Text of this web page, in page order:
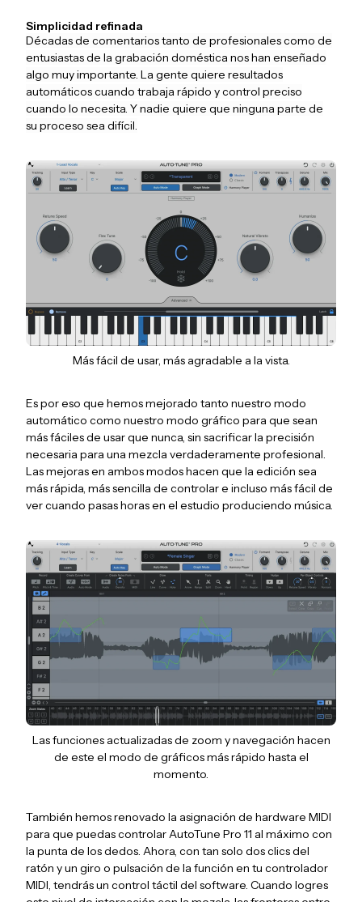
Simplicidad refinada
Décadas de comentarios tanto de profesionales como de
entusiastas de la grabación doméstica nos han enseñado
algo muy importante. La gente quiere resultados
automáticos cuando trabaja rápido y control preciso
cuando lo necesita. Y nadie quiere que ninguna parte de
su proceso sea difícil.
Más fácil de usar, más agradable a la vista.
Es por eso que hemos mejorado tanto nuestro modo
automático como nuestro modo gráfico para que sean
más fáciles de usar que nunca, sin sacrificar la precisión
necesaria para una mezcla verdaderamente profesional.
Las mejoras en ambos modos hacen que la edición sea
más rápida, más sencilla de controlar e incluso más fácil de
ver cuando pasas horas en el estudio produciendo música.
Las funciones actualizadas de zoom y navegación hacen
de este el modo de gráficos más rápido hasta el
momento.
También hemos renovado la asignación de hardware MIDI
para que puedas controlar AutoTune Pro 11 al máximo con
la punta de los dedos. Ahora, con tan solo dos clics del
ratón y un giro o pulsación de la función en tu controlador
MIDI, tendrás un control táctil del software. Cuando logres